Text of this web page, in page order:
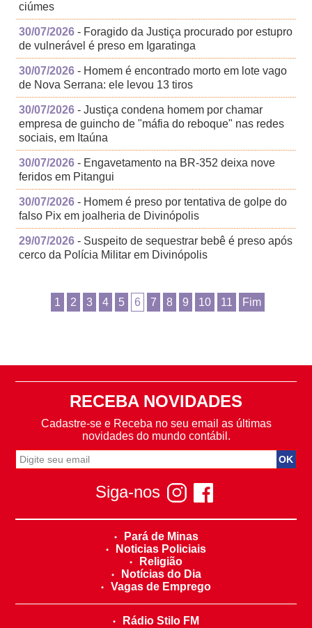
ciúmes
30/07/2026 - Foragido da Justiça procurado por estupro
de vulnerável é preso em Igaratinga
30/07/2026 - Homem é encontrado morto em lote vago
de Nova Serrana: ele levou 13 tiros
30/07/2026 - Justiça condena homem por chamar
empresa de guincho de "máfia do reboque" nas redes
sociais, em Itaúna
30/07/2026 - Engavetamento na BR-352 deixa nove
feridos em Pitangui
30/07/2026 - Homem é preso por tentativa de golpe do
falso Pix em joalheria de Divinópolis
29/07/2026 - Suspeito de sequestrar bebê é preso após
cerco da Polícia Militar em Divinópolis
1 2 3 4 5 6 7 8 9 10 11 Fim
RECEBA NOVIDADES
Cadastre-se e Receba no seu email as últimas
novidades do mundo contábil.
Siga-nos
Pará de Minas
Noticias Policiais
Religião
Notícias do Dia
Vagas de Emprego
Rádio Stilo FM